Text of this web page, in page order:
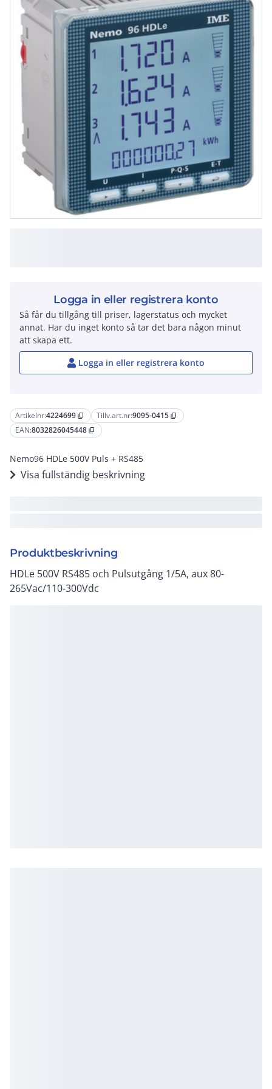
Artikelnr:4224699 content_copy Tillv.art.nr:9095-0415 content_copy
EAN:8032826045448 content_copy
Nemo96 HDLe 500V Puls + RS485
Visa fullständig beskrivning
Produktbeskrivning
HDLe 500V RS485 och Pulsutgång 1/5A, aux 80-
265Vac/110-300Vdc
Logga in eller registrera konto
Så får du tillgång till priser, lagerstatus och mycket
annat. Har du inget konto så tar det bara någon minut
att skapa ett.
Logga in eller registrera konto